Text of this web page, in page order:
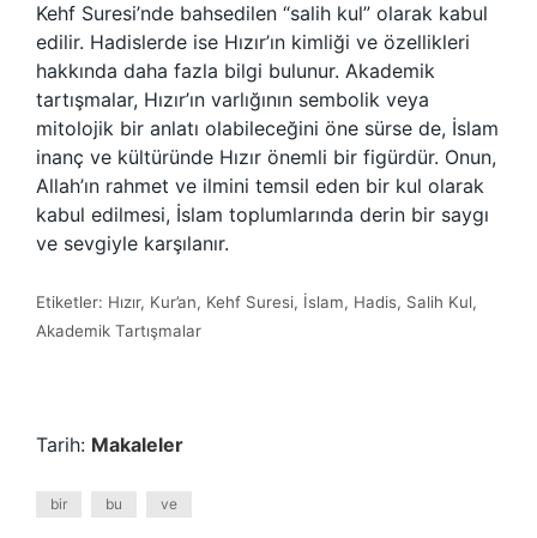
Kehf Suresi’nde bahsedilen “salih kul” olarak kabul
edilir. Hadislerde ise Hızır’ın kimliği ve özellikleri
hakkında daha fazla bilgi bulunur. Akademik
tartışmalar, Hızır’ın varlığının sembolik veya
mitolojik bir anlatı olabileceğini öne sürse de, İslam
inanç ve kültüründe Hızır önemli bir figürdür. Onun,
Allah’ın rahmet ve ilmini temsil eden bir kul olarak
kabul edilmesi, İslam toplumlarında derin bir saygı
ve sevgiyle karşılanır.
Etiketler: Hızır, Kur’an, Kehf Suresi, İslam, Hadis, Salih Kul,
Akademik Tartışmalar
Tarih: Makaleler
bir bu ve